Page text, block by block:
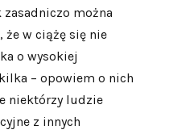
można
że w ciążę się nie
o wysokiej
– opowiem o nich
niektórzy ludzie
z innych